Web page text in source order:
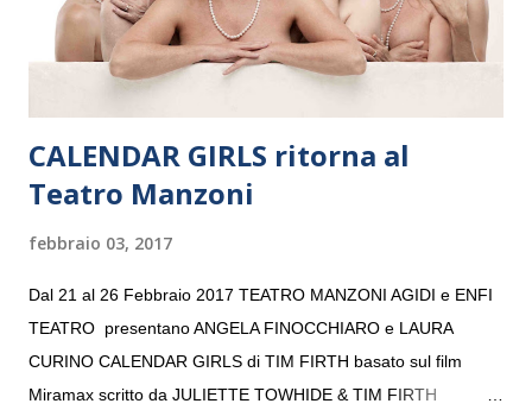
da un prestigioso consiglio di consulent...
CALENDAR GIRLS ritorna al
Teatro Manzoni
febbraio 03, 2017
Dal 21 al 26 Febbraio 2017 TEATRO MANZONI AGIDI e ENFI
TEATRO presentano ANGELA FINOCCHIARO e LAURA
CURINO CALENDAR GIRLS di TIM FIRTH basato sul film
Miramax scritto da JULIETTE TOWHIDE & TIM FIRTH